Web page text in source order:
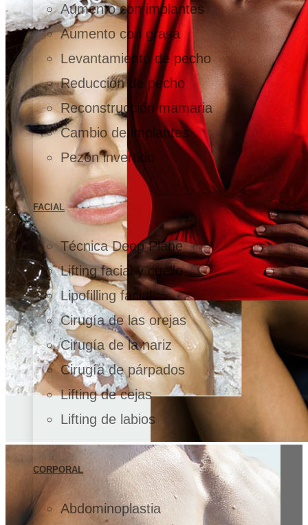
Aumento con implantes
Aumento con grasa
Levantamiento de pecho
Reducción de pecho
Reconstrucción mamaria
Cambio de implantes
Pezón invertido
FACIAL
Técnica Deep Plane
Lifting facial y cuello
Lipofilling facial
Cirugía de las orejas
Cirugía de la nariz
Cirugía de párpados
Lifting de cejas
Lifting de labios
CORPORAL
Abdominoplastia